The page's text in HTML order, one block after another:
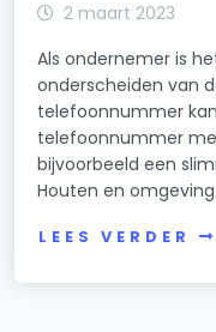
2 maart 2023
Als ondernemer is
onderscheiden van
telefoonnummer
telefoonnummer
bijvoorbeeld een
Houten en
LEES VERDER